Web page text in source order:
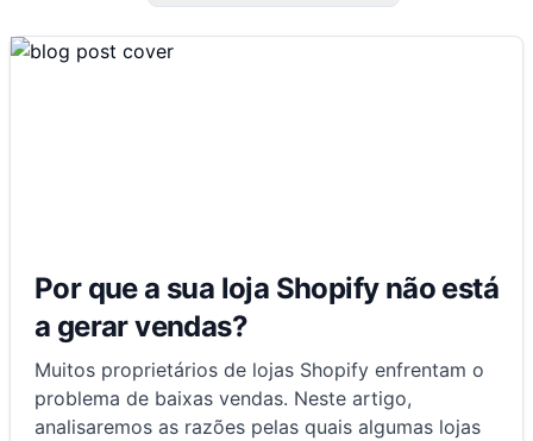
Por que a sua loja Shopify não está
a gerar vendas?
Muitos proprietários de lojas Shopify enfrentam o
problema de baixas vendas. Neste artigo,
analisaremos as razões pelas quais algumas lojas